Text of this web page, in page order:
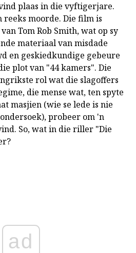
plaas in die vyftigerjare.
reeks moorde. Die film is
Tom Rob Smith, wat op sy
materiaal van misdade
en geskiedkundige gebeure
plot van "44 kamers". Die
rol wat die slagoffers
die mense wat, ten spyte
masjien (wie se lede is nie
probeer om 'n
So, wat in die riller "Die
ad